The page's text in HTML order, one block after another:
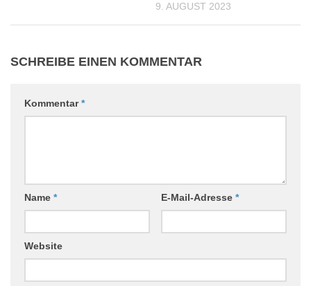
9. AUGUST 2023
SCHREIBE EINEN KOMMENTAR
Kommentar*
Name * E-Mail-Adresse *
Website